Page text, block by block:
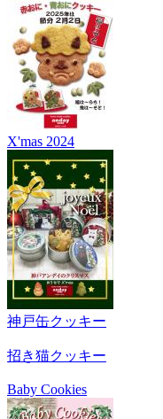
X'mas 2024
神戸缶クッキー
招き猫クッキー
Baby Cookies